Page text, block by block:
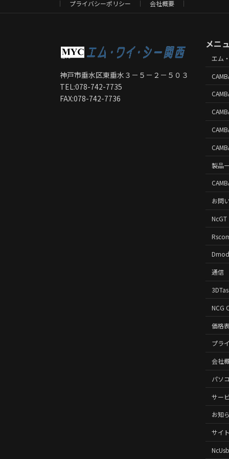
プライバシーポリシー 会社概要
神戸市垂水区東垂水３－５－２－５０３
TEL:078-742-7735
FAX:078-742-7736
メニ
エム
製品
お問
NcGT
通信
NCG
価格
プラ
会社
パソ
サー
お知
サイ